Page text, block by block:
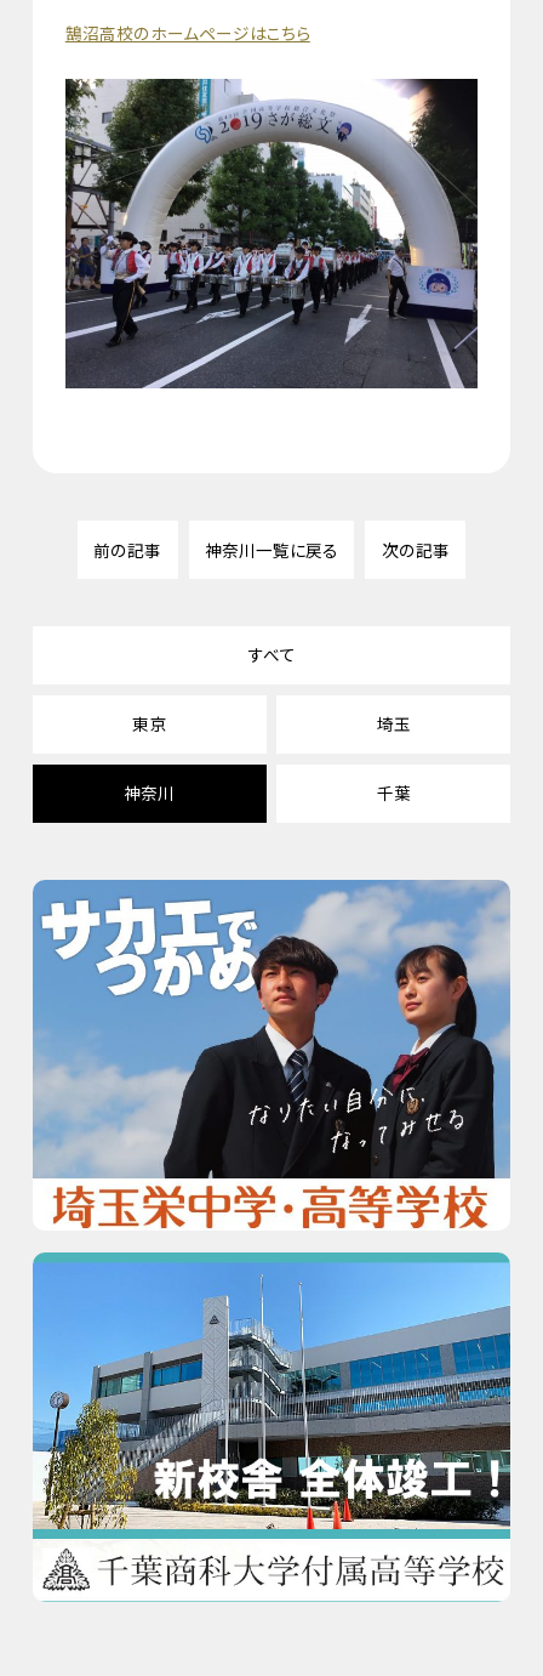
鵠沼高校のホームページはこちら
前の記事 神奈川一覧に戻る 次の記事
すべて
東京 埼玉
神奈川 千葉